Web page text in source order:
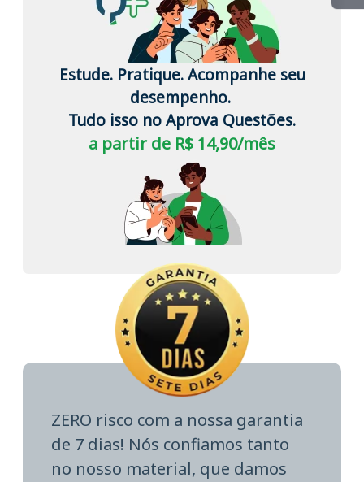
Estude. Pratique. Acompanhe seu
desempenho.
Tudo isso no Aprova Questões.
a partir de R$ 14,90/mês
ZERO risco com a nossa garantia
de 7 dias! Nós confiamos tanto
no nosso material, que damos